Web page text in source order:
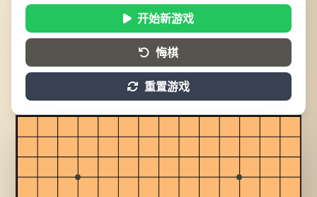
开始新游戏
悔棋
重置游戏